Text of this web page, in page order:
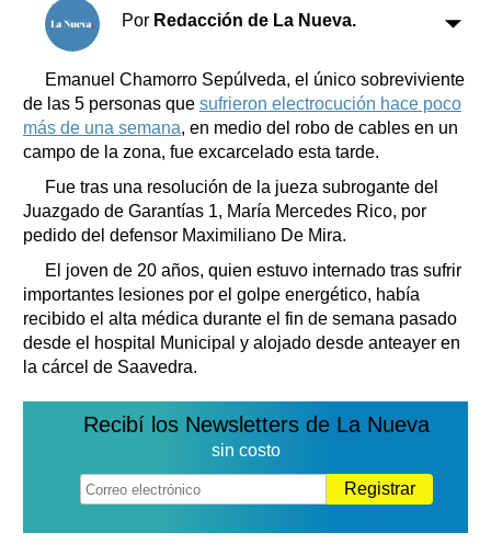
Clasificados
Horóscopo
Suplementos
Servicios
Farmacias
Transportes
Loterías
Datos Útiles
Fúnebres
Teléfonos de urgencia
Por Redacción de La Nueva.
Emanuel Chamorro Sepúlveda, el único sobreviviente
de las 5 personas que sufrieron electrocución hace poco
más de una semana, en medio del robo de cables en un
campo de la zona, fue excarcelado esta tarde.
Fue tras una resolución de la jueza subrogante del
Juazgado de Garantías 1, María Mercedes Rico, por
pedido del defensor Maximiliano De Mira.
El joven de 20 años, quien estuvo internado tras sufrir
importantes lesiones por el golpe energético, había
recibido el alta médica durante el fin de semana pasado
desde el hospital Municipal y alojado desde anteayer en
la cárcel de Saavedra.
Recibí los Newsletters de La Nueva
sin costo
Registrar